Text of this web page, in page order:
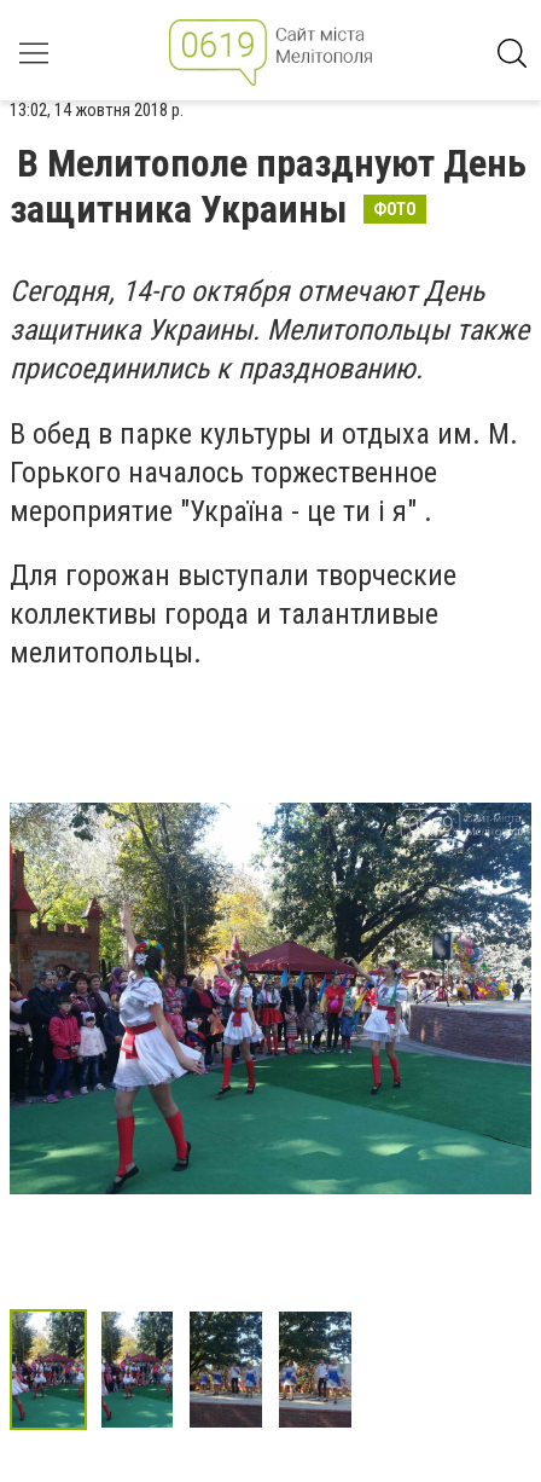
13:02, 14 жовтня 2018 р.
В Мелитополе празднуют День
защитника Украины
ФОТО
Сегодня, 14-го октября отмечают День
защитника Украины. Мелитопольцы также
присоединились к празднованию.
В обед в парке культуры и отдыха им. М.
Горького началось торжественное
мероприятие "Україна - це ти і я" .
Для горожан выступали творческие
коллективы города и талантливые
мелитопольцы.